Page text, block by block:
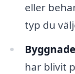
eller
typ du
har blivit